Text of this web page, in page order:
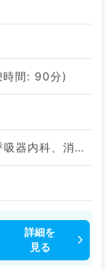
間: 90分)
一般内科、循環器内科、呼吸器内科、消化器内科、内分泌・代謝内科
詳細を
見る